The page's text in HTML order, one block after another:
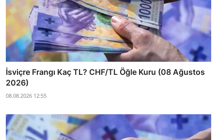
İsviçre Frangı Kaç TL? CHF/TL Öğle Kuru (08 Ağustos
2026)
08.08.2026 12:55